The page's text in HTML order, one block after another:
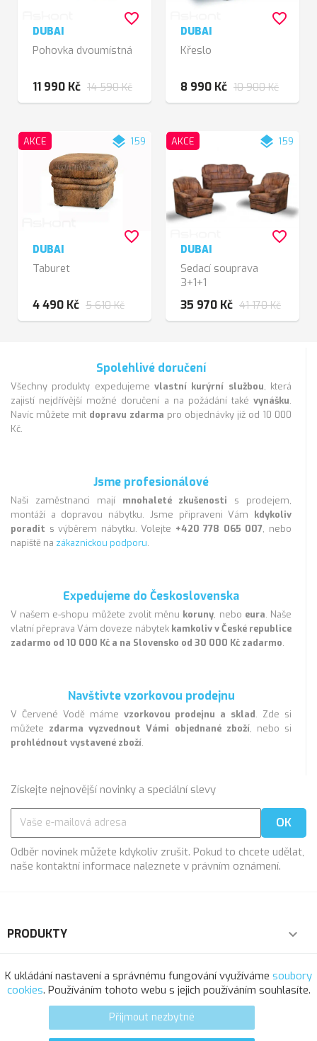
DUBAI
Pohovka dvoumístná
11 990 Kč 14 590 Kč
favorite_border
DUBAI
Křeslo
8 990 Kč 10 900 Kč
favorite_border
AKCE layers 159
DUBAI
Taburet
4 490 Kč 5 610 Kč
favorite_border
AKCE layers 159
DUBAI
Sedací souprava
3+1+1
35 970 Kč 41 170 Kč
favorite_border
Spolehlivé doručení
Všechny produkty expedujeme vlastní kurýrní službou, která
zajistí nejdřívější možné doručení a na požádání také vynášku.
Navíc můžete mít dopravu zdarma pro objednávky již od 10 000
Kč.
Jsme profesionálové
Naši zaměstnanci mají mnohaleté zkušenosti s prodejem,
montáží a dopravou nábytku. Jsme připraveni Vám kdykoliv
poradit s výběrem nábytku. Volejte +420 778 065 007, nebo
napiště na zákaznickou podporu.
Expedujeme do Československa
V našem e-shopu můžete zvolit měnu koruny, nebo eura. Naše
vlatní přeprava Vám doveze nábytek kamkoliv v České republice
zadarmo od 10 000 Kč a na Slovensko od 30 000 Kč zadarmo.
Navštivte vzorkovou prodejnu
V Červené Vodě máme vzorkovou prodejnu a sklad. Zde si
můžete zdarma vyzvednout Vámi objednané zboží, nebo si
prohlédnout vystavené zboží.
Získejte nejnovější novinky a speciální slevy
Odběr novinek můžete kdykoliv zrušit. Pokud to chcete udělat,
naše kontaktní informace naleznete v právním oznámení.
PRODUKTY 
NAŠE SPOLEČNOST 
VÁŠ ÚČET
K ukládání nastavení a správnému fungování využíváme soubory
cookies. Používáním tohoto webu s jejich používáním souhlasíte.
Přijmout nezbytné